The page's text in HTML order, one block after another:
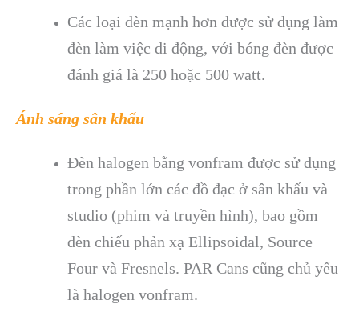
Các loại đèn mạnh hơn được sử dụng làm
đèn làm việc di động, với bóng đèn được
đánh giá là 250 hoặc 500 watt.
Ánh sáng sân khấu
Đèn halogen bằng vonfram được sử dụng
trong phần lớn các đồ đạc ở sân khấu và
studio (phim và truyền hình), bao gồm
đèn chiếu phản xạ Ellipsoidal, Source
Four và Fresnels. PAR Cans cũng chủ yếu
là halogen vonfram.